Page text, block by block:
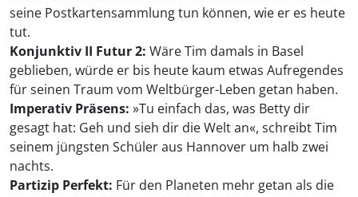
seine Postkartensammlung tun können, wie er es heute
tut.
Konjunktiv II Futur 2: Wäre Tim damals in Basel
geblieben, würde er bis heute kaum etwas Aufregendes
für seinen Traum vom Weltbürger-Leben getan haben.
Imperativ Präsens: »Tu einfach das, was Betty dir
gesagt hat: Geh und sieh dir die Welt an«, schreibt Tim
seinem jüngsten Schüler aus Hannover um halb zwei
nachts.
Partizip Perfekt: Für den Planeten mehr getan als die